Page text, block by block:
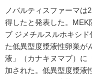
ノバルティスファーマは
得したと発表した。MEK
ブ ジメチルスルホキシ
た低異型度漿液性卵巣が
液」（カナキヌマブ）に
加された。低異型度漿液